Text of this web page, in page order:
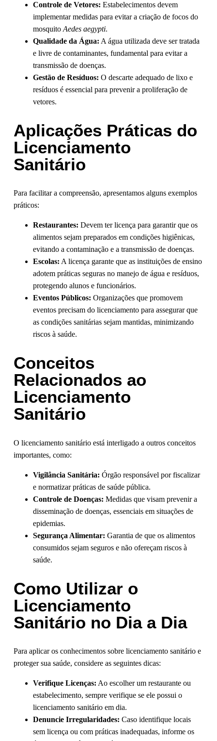
Controle de Vetores: Estabelecimentos devem
implementar medidas para evitar a criação de focos do
mosquito Aedes aegypti.
Qualidade da Água: A água utilizada deve ser tratada
e livre de contaminantes, fundamental para evitar a
transmissão de doenças.
Gestão de Resíduos: O descarte adequado de lixo e
resíduos é essencial para prevenir a proliferação de
vetores.
Aplicações Práticas do
Licenciamento
Sanitário
Para facilitar a compreensão, apresentamos alguns exemplos
práticos:
Restaurantes: Devem ter licença para garantir que os
alimentos sejam preparados em condições higiênicas,
evitando a contaminação e a transmissão de doenças.
Escolas: A licença garante que as instituições de ensino
adotem práticas seguras no manejo de água e resíduos,
protegendo alunos e funcionários.
Eventos Públicos: Organizações que promovem
eventos precisam do licenciamento para assegurar que
as condições sanitárias sejam mantidas, minimizando
riscos à saúde.
Conceitos
Relacionados ao
Licenciamento
Sanitário
O licenciamento sanitário está interligado a outros conceitos
importantes, como:
Vigilância Sanitária: Órgão responsável por fiscalizar
e normatizar práticas de saúde pública.
Controle de Doenças: Medidas que visam prevenir a
disseminação de doenças, essenciais em situações de
epidemias.
Segurança Alimentar: Garantia de que os alimentos
consumidos sejam seguros e não ofereçam riscos à
saúde.
Como Utilizar o
Licenciamento
Sanitário no Dia a Dia
Para aplicar os conhecimentos sobre licenciamento sanitário e
proteger sua saúde, considere as seguintes dicas:
Verifique Licenças: Ao escolher um restaurante ou
estabelecimento, sempre verifique se ele possui o
licenciamento sanitário em dia.
Denuncie Irregularidades: Caso identifique locais
sem licença ou com práticas inadequadas, informe os